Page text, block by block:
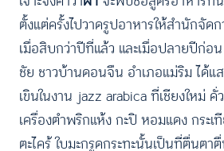
ตั้งแต่ครั้งไปวาดรูปอาหารให้สำนักจัด
เมื่อสิบกว่าปีที่แล้ว และเมื่อปลายปีก่
ชัย ชาวบ้านดอนจืน อำเภอแม่ริม ได้แ
เขินในงาน jazz arabica ที่เชียงใหม่
เครื่องตำพริกแห้ง กะปิ หอมแดง กระ
ตะไคร้ ใบมะกรูดกระทะนั้นเป็นที่ตื่นต